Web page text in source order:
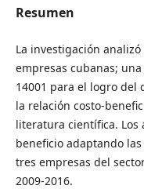
Resumen
La investigación
empresas cubanas;
14001 para el logro del
la relación costo-
literatura científica. Los
beneficio adaptando
tres empresas del
2009-2016.